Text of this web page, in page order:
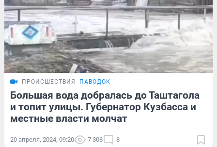
ПРОИСШЕСТВИЯ ПАВОДОК
Большая вода добралась до Таштагола
и топит улицы. Губернатор Кузбасса и
местные власти молчат
20 апреля, 2024, 09:20 7 308 8